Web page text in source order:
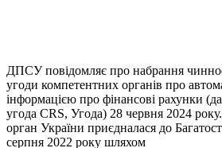
ДПСУ повідомляє про набрання
угоди компетентних органів про
інформацією про фінансові рахунки
угода CRS, Угода) 28 червня 2024
орган України приєдналася до
серпня 2022 року шляхом